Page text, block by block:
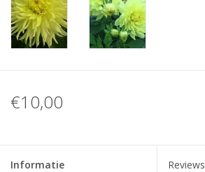
€10,00
Informatie Reviews